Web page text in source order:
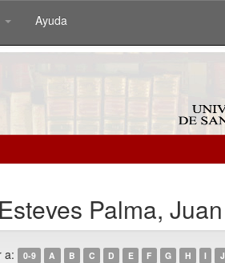
Ayuda
Palma,
a: 0-9 A B C D E F G H I J